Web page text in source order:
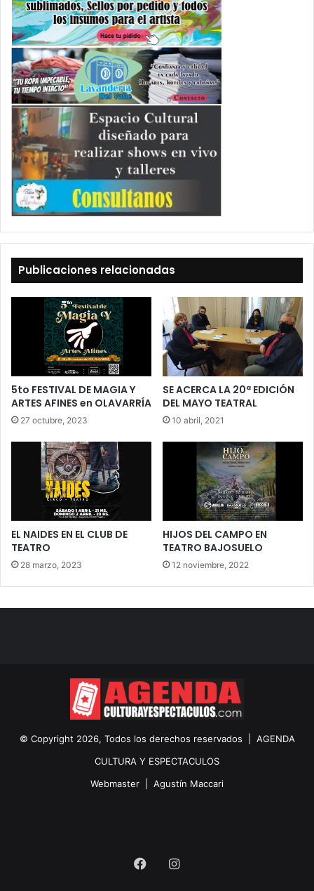
Publicaciones relacionadas
5to FESTIVAL DE MAGIA Y
ARTES AFINES en OLAVARRÍA
27 octubre, 2023
SE ACERCA LA 20ª EDICIÓN
DEL MAYO TEATRAL
10 abril, 2021
EL NAIDES EN EL CLUB DE
TEATRO
28 marzo, 2023
HIJOS DEL CAMPO EN
TEATRO BAJOSUELO
12 noviembre, 2022
© Copyright 2026, Todos los derechos reservados | AGENDA
CULTURA Y ESPECTACULOS
Webmaster | Agustín Maccari